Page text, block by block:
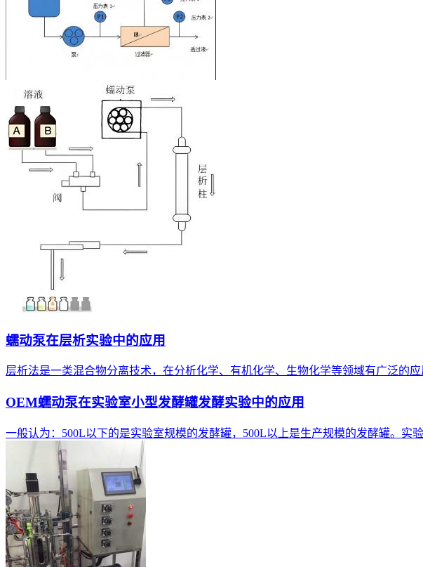
蠕动泵在层析实验中的应用
层析法是一类混合物分离技术，在分析化学、有机化学、生物化学等领域有广泛的
OEM蠕动泵在实验室小型发酵罐发酵实验中的应用
一般认为：500L以下的是实验室规模的发酵罐，500L以上是生产规模的发酵罐。实